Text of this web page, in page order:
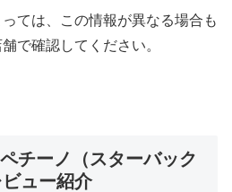
ては、この情報が異なる場合も
で確認してください。
チーノ（スターバック
ュー紹介